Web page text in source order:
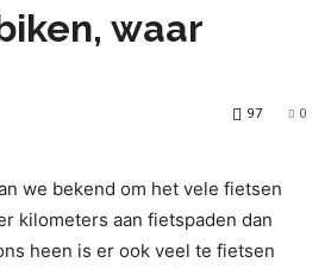
waar
0
97
we bekend om het vele fietsen
kilometers aan fietspaden dan
heen is er ook veel te fietsen